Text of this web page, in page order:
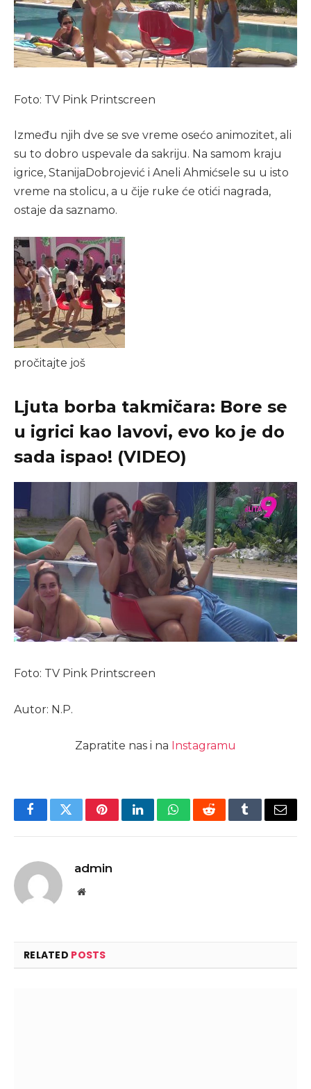
Foto: TV Pink Printscreen
Između njih dve se sve vreme osećo animozitet, ali
su to dobro uspevale da sakriju. Na samom kraju
igrice, StanijaDobrojević i Aneli Ahmićsele su u isto
vreme na stolicu, a u čije ruke će otići nagrada,
ostaje da saznamo.
pročitajte još
Ljuta borba takmičara: Bore se
u igrici kao lavovi, evo ko je do
sada ispao! (VIDEO)
Foto: TV Pink Printscreen
Autor: N.P.
Zapratite nas i na Instagramu
FacebookTwitterPinterestLinkedInWhatsAppRedditTumblrEmail
admin
Website
RELATED POSTS